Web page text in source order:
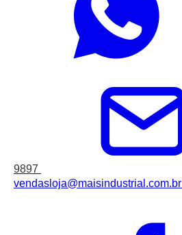
9897
vendasloja@maisindustrial.com.br